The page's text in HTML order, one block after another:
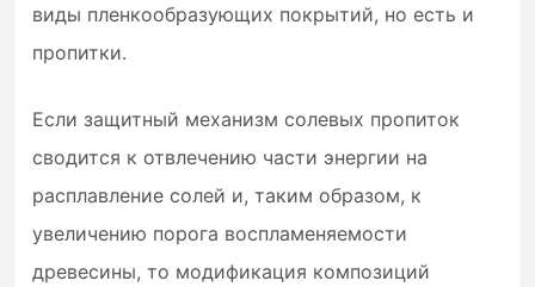
виды пленкообразующих покрытий, но есть и
пропитки.
Если защитный механизм солевых пропиток
сводится к отвлечению части энергии на
расплавление солей и, таким образом, к
увеличению порога воспламеняемости
древесины, то модификация композиций